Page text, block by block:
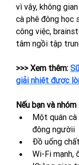
vì vậy, không
cà phê đông học
công việc,
tâm ngồi tập
>>> Xem thêm:
giải nhiệt được
Nếu bạn và
Một quán
đông ngườii
Đồ uống
Wi-Fi mạnh,